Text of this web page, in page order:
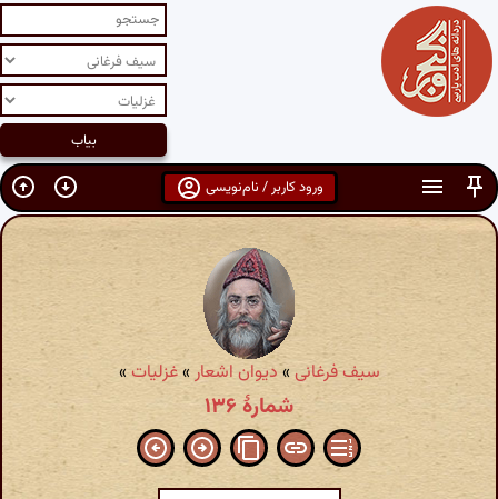
ورود کاربر / نام‌نویسی
سیف فرغانی»دیوان اشعار»غزلیات »
شمارهٔ ۱۳۶